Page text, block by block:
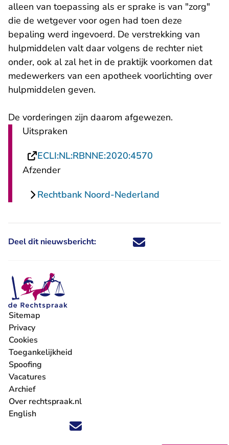
alleen van toepassing als er sprake is van "zorg"
die de wetgever voor ogen had toen deze
bepaling werd ingevoerd. De verstrekking van
hulpmiddelen valt daar volgens de rechter niet
onder, ook al zal het in de praktijk voorkomen dat
medewerkers van een apotheek voorlichting over
hulpmiddelen geven.
De vorderingen zijn daarom afgewezen.
Uitspraken
ECLI:NL:RBNNE:2020:4570
Afzender
Rechtbank Noord-Nederland
Deel dit nieuwsbericht: Deel dit nieuwsbericht via X -
Deel dit nieuwsbericht via
Deel dit nieuwsbericht
Deel dit
Volg ons op X (Twitter) - U verlaat Rechtspraak.nl
Volg ons op Facebook - U verlaat Rechtspraak.nl
Volg ons op Instagram - U verlaat Rechtspraak.nl
Volg ons op Youtube - U verlaat Rechtspraak.nl
Volg ons op LinkedIn - U verlaat
'Blijf op de hoogte' nieuwsbrief - U verlaat
Sitemap
Privacy
Cookies
Toegankelijkheid
Spoofing
Vacatures
- U verlaat Rechtspraak.nl
Archief
Over rechtspraak.nl
English